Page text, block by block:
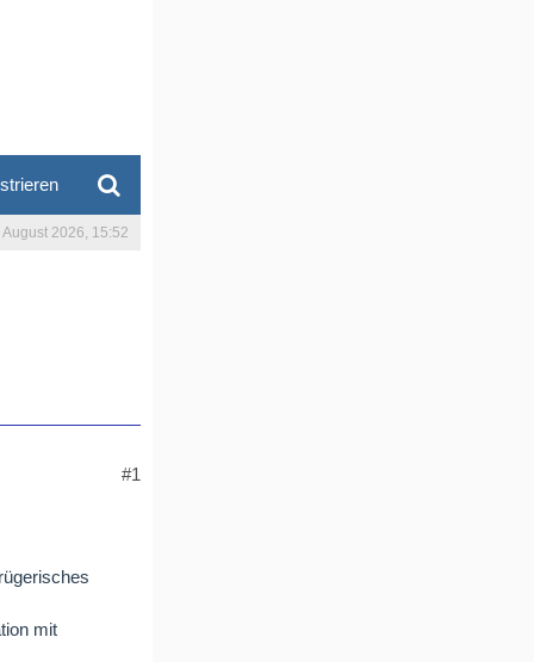
August 2026, 15:52
#1
mit